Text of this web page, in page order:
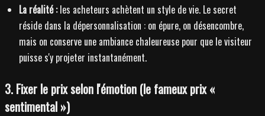
La réalité :les acheteurs achètent un style de vie. Le secret
réside dans la dépersonnalisation : on épure, on désencombre,
mais on conserve une ambiance chaleureuse pour que le visiteur
puisse s'y projeter instantanément.
3. Fixer le prix selon l'émotion (le fameux prix «
sentimental »)